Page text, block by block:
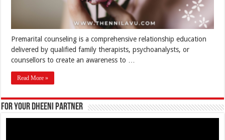
Premarital counseling is a comprehensive relationship education
delivered by qualified family therapists, psychoanalysts, or
counsellors to create an awareness to …
Read More »
For your Dheeni Partner